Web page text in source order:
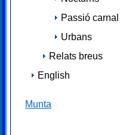
Passió carnal
Urbans
Relats breus
English
Munta